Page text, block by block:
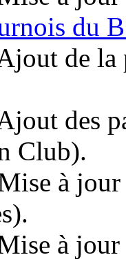
du
de la
des
Club).
à
à